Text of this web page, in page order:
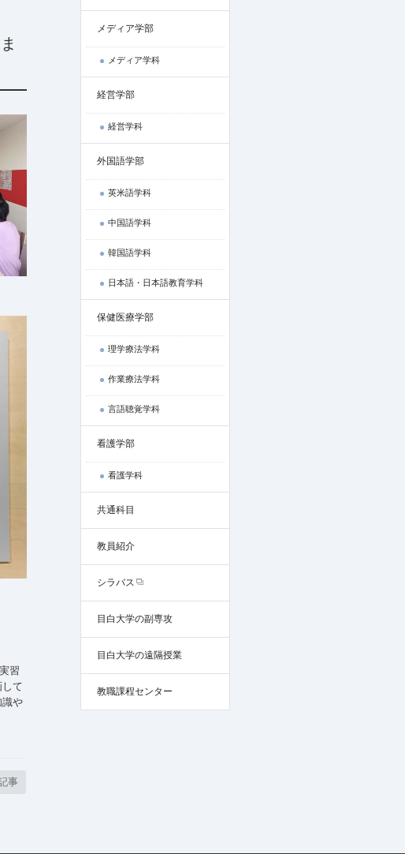
習
て
識や
事
メディア学部
メディア学科
経営学部
経営学科
外国語学部
英米語学科
中国語学科
韓国語学科
日本語・日本語教育学科
保健医療学部
理学療法学科
作業療法学科
言語聴覚学科
看護学部
看護学科
共通科目
教員紹介
シラバス
目白大学の副専攻
目白大学の遠隔授業
教職課程センター